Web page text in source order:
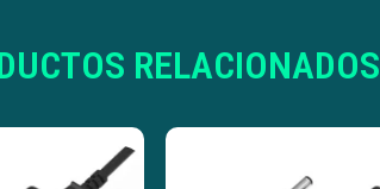
RELACIONADOS